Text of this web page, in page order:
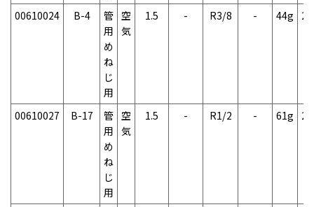
00610024 B-4
管
用
め
ね
じ
用
空
気
1.5 - R3/8 - 44g
00610027 B-17
管
用
め
ね
じ
用
空
気
1.5 - R1/2 - 61g